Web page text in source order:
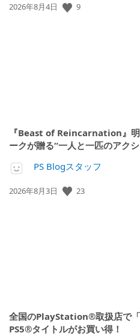
公
2026年8月4日 9
『Beast of Reincarnation』
ークが贈る“一人と一匹のアク
PS Blogスタッフ
公
2026年8月3日 23
全国のPlayStation®取扱店で
PS5®タイトルがお買い得！